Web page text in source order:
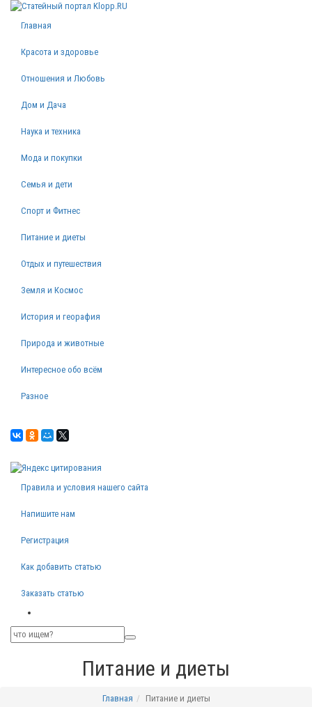
Главная
Красота и здоровье
Отношения и Любовь
Дом и Дача
Наука и техника
Мода и покупки
Семья и дети
Спорт и Фитнес
Питание и диеты
Отдых и путешествия
Земля и Космос
История и георафия
Природа и животные
Интересное обо всём
Разное
Правила и условия нашего сайта
Напишите нам
Регистрация
Как добавить статью
Заказать статью
Питание и диеты
Главная Питание и диеты